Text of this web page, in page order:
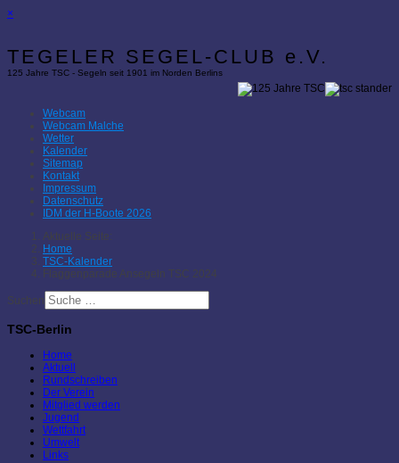
×
TEGELER SEGEL-CLUB e.V.
125 Jahre TSC - Segeln seit 1901 im Norden Berlins
Webcam
Webcam Malche
Wetter
Kalender
Sitemap
Kontakt
Impressum
Datenschutz
IDM der H-Boote 2026
Aktuelle Seite:
Home
TSC-Kalender
Flaggenparade Ansegeln TSC 2024
Suchen
TSC-Berlin
Home
Aktuell
Rundschreiben
Der Verein
Mitglied werden
Jugend
Wettfahrt
Umwelt
Links